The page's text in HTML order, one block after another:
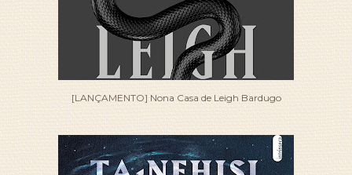
[LANÇAMENTO] Nona Casa de Leigh Bardugo